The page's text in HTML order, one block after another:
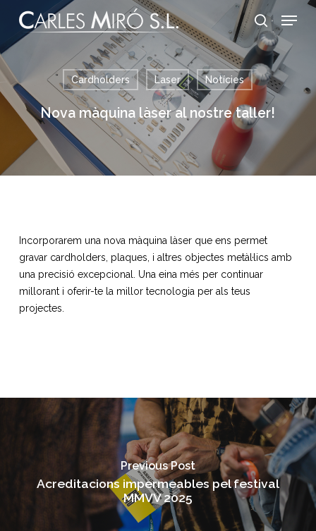
main
content
search
Menu
Cardholders Laser Notícies
Nova màquina làser al nostre taller!
Incorporarem una nova màquina làser que ens permet
gravar cardholders, plaques, i altres objectes metàl·lics amb
una precisió excepcional. Una eina més per continuar
millorant i oferir-te la millor tecnologia per als teus
projectes.
Previous Post
Acreditacions impermeables pel festival
MMVV 2025